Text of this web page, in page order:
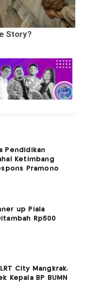
Pendidikan
Ketimbang
Pramono
up Piala
Rp500
City Mangkrak,
Kepala BP BUMN